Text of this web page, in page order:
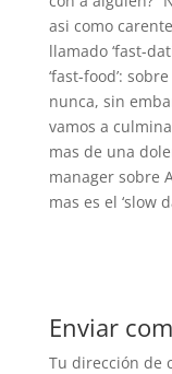
asi­ como
llamado ‘fast-
‘fast-food’:
nunca, sin
vamos a
mas de una
manager sobre
mas es el ‘slow
Enviar
Tu dirección de